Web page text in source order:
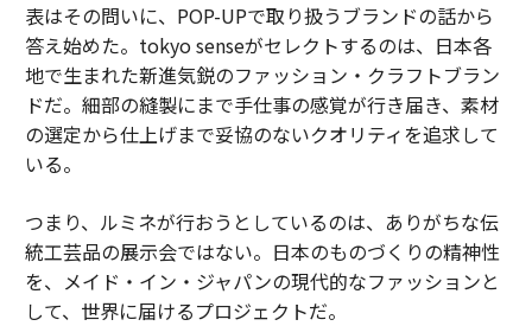
表はその問いに、POP-UPで取り扱うブランドの話から
答え始めた。tokyo senseがセレクトするのは、日本各
地で生まれた新進気鋭のファッション・クラフトブラン
ドだ。細部の縫製にまで手仕事の感覚が行き届き、素材
の選定から仕上げまで妥協のないクオリティを追求して
いる。
つまり、ルミネが行おうとしているのは、ありがちな伝
統工芸品の展示会ではない。日本のものづくりの精神性
を、メイド・イン・ジャパンの現代的なファッションと
して、世界に届けるプロジェクトだ。